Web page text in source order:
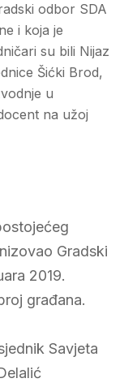
odbor SDA
i koja je
su bili Nijaz
Šićki Brod,
u
na užoj
Gradski
2019.
građana.
Savjeta